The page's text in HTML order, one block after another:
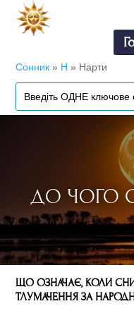
Сонник » Н » Нарти
ДО ЧОГО
ЩО ОЗНАЧАЄ, КОЛИ
ТЛУМАЧЕННЯ ЗА